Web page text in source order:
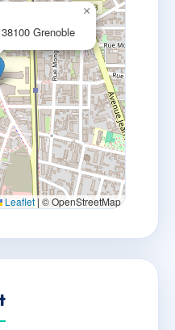
Grenoble
×
Leaflet | © OpenStreetMap